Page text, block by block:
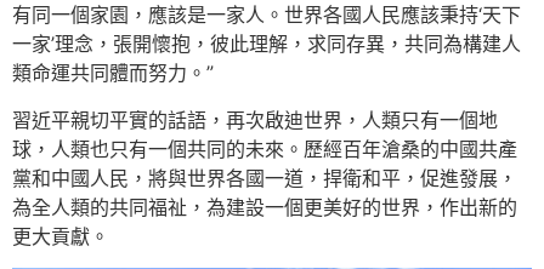
有同一個家園，應該是一家人。世界各國人民應該秉持‘天下
一家’理念，張開懷抱，彼此理解，求同存異，共同為構建人
類命運共同體而努力。”
習近平親切平實的話語，再次啟迪世界，人類只有一個地
球，人類也只有一個共同的未來。歷經百年滄桑的中國共產
黨和中國人民，將與世界各國一道，捍衛和平，促進發展，
為全人類的共同福祉，為建設一個更美好的世界，作出新的
更大貢獻。